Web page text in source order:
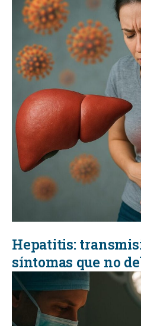
Hepatitis:
síntomas que no